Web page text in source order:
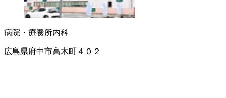
病院・療養所内科
広島県府中市高木町４０２